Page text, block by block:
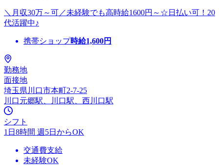
＼月収30万～可／未経験でも高時給1600円～☆日払い可！20
代活躍中♪
携帯ショップ時給1,600円
勤務地
面接地
埼玉県川口市本町2-7-25
川口元郷駅、川口駅、西川口駅
シフト
1日8時間 週5日からOK
交通費支給
未経験OK